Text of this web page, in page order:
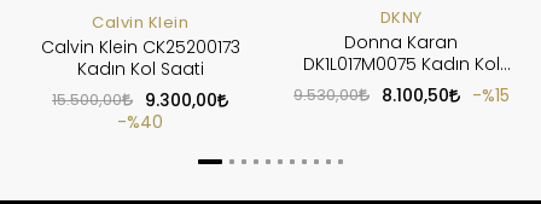
Calvin Klein
Calvin Klein CK25200173
Kadın Kol Saati
15.500,00
9.300,00
%40
DKNY
Donna Karan
DK1L017M0075 Kadın Kol
Saati
9.530,00 8.100,50 %15